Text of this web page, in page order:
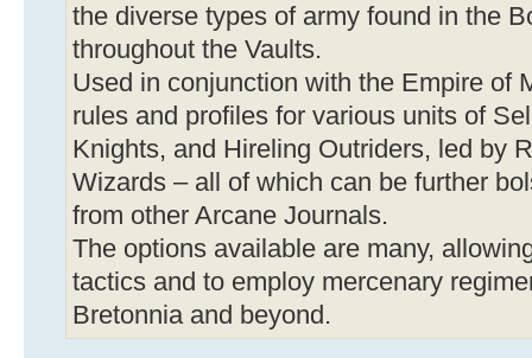
the diverse types of army found in the
throughout the Vaults.
Used in conjunction with the Empire of
rules and profiles for various units of
Knights, and Hireling Outriders, led by
Wizards – all of which can be further
from other Arcane Journals.
The options available are many,
tactics and to employ mercenary
Bretonnia and beyond.